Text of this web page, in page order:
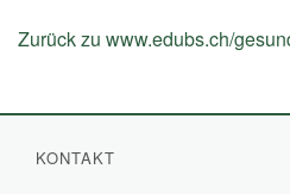
Zurück zu www.edubs.ch/
KONTAKT